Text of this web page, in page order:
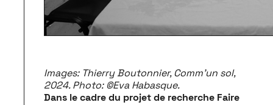
Images: Thierry Boutonnier, Comm’un sol,
2024. Photo: ©Eva Habasque.
Dans le cadre du projet de recherche Faire